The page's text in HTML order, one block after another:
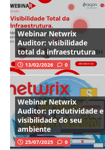
Webinar Netwrix
Auditor: visibilidade
total da infraestrutura
13/02/2026 0
Webinar Netwrix
Auditor: produtividade e
visibilidade do seu
ambiente
25/07/2025 0